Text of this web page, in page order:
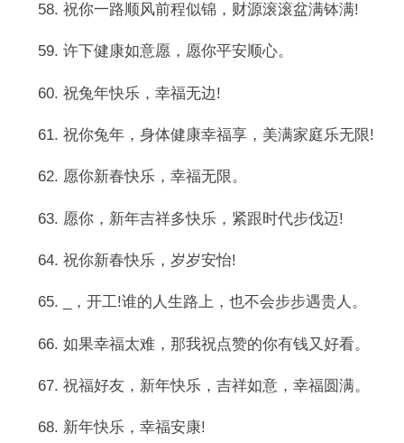
58. 祝你一路顺风前程似锦，财源滚滚盆满钵满!
59. 许下健康如意愿，愿你平安顺心。
60. 祝兔年快乐，幸福无边!
61. 祝你兔年，身体健康幸福享，美满家庭乐无限!
62. 愿你新春快乐，幸福无限。
63. 愿你，新年吉祥多快乐，紧跟时代步伐迈!
64. 祝你新春快乐，岁岁安怡!
65. _，开工!谁的人生路上，也不会步步遇贵人。
66. 如果幸福太难，那我祝点赞的你有钱又好看。
67. 祝福好友，新年快乐，吉祥如意，幸福圆满。
68. 新年快乐，幸福安康!